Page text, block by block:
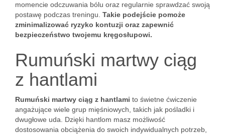
momencie odczuwania bólu oraz regularnie sprawdzać swoją
postawę podczas treningu. Takie podejście pomoże
zminimalizować ryzyko kontuzji oraz zapewnić
bezpieczeństwo twojemu kręgosłupowi.
Rumuński martwy ciąg
z hantlami
Rumuński martwy ciąg z hantlami to świetne ćwiczenie
angażujące wiele grup mięśniowych, takich jak pośladki i
dwugłowe uda. Dzięki hantlom masz możliwość
dostosowania obciążenia do swoich indywidualnych potrzeb,